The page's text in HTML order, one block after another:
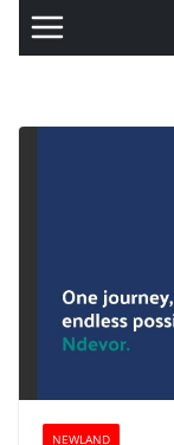
NEWLAND